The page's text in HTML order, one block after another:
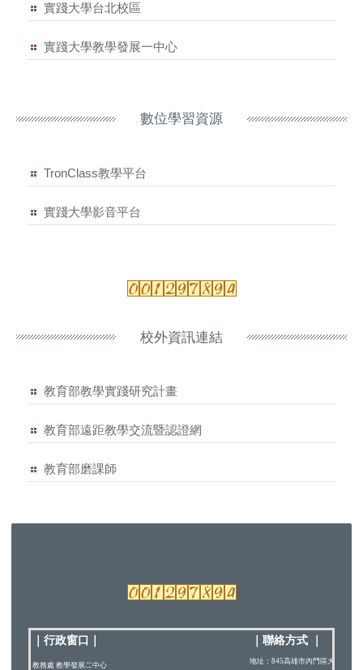
實踐大學台北校區
實踐大學教學發展一中心
數位學習資源
TronClass教學平台
實踐大學影音平台
校外資訊連結
教育部教學實踐研究計畫
教育部遠距教學交流暨認證網
教育部磨課師
｜行政窗口 聯絡方式
教務處 教學發展二中心 地址：845高雄市內門區大學路200